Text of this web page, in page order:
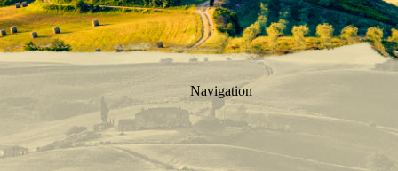
Navigation